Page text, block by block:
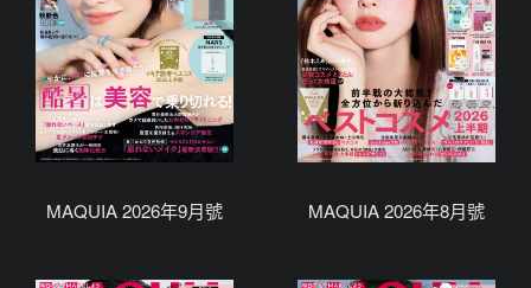
MAQUIA 2026年9月號 MAQUIA 2026年8月號